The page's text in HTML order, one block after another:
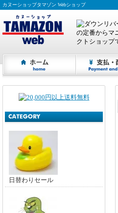
カヌーショップタマゾン Webショップ
日替わりセール